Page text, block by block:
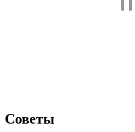
Советы